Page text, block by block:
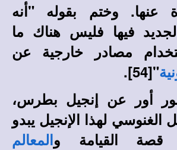
عنها. وختم بقوله "أنه
فيها فليس هناك ما
مصادر خارجية عن
"[
54]
.
أور عن إنجيل بطرس،
الغنوسي لهذا الإنجيل يبدو
القيامة و المعالم